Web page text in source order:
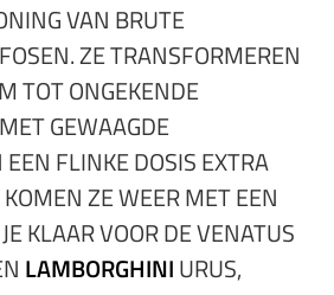
VAN BRUTE
ZE TRANSFORMEREN
TOT ONGEKENDE
GEWAAGDE
FLINKE DOSIS EXTRA
ZE WEER MET EEN
KLAAR VOOR DE VENATUS
LAMBORGHINIURUS,